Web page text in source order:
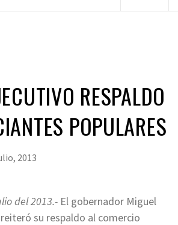
RESPALDO
POPULARES
2013
del 2013.- El gobernador Miguel
su respaldo al comercio